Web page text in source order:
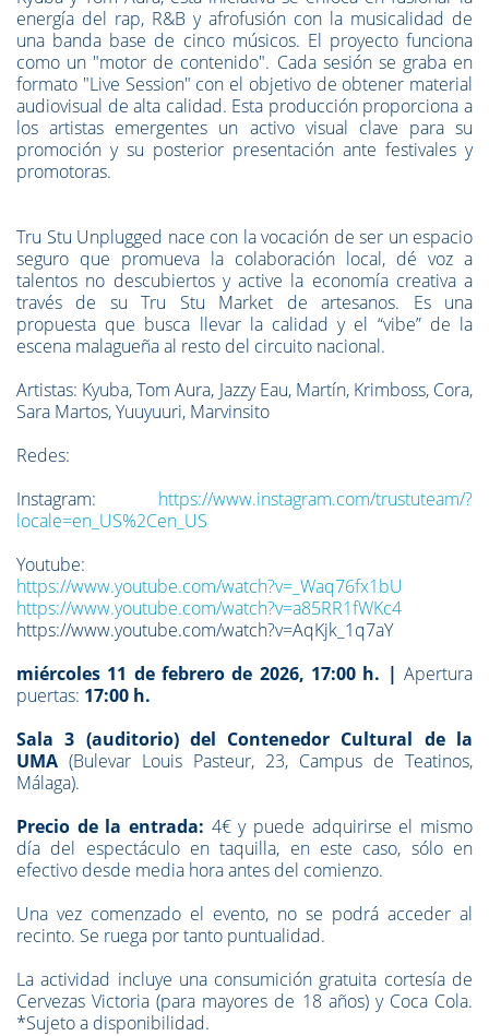
energía del rap, R&B y afrofusión con la musicalidad de
una banda base de cinco músicos. El proyecto funciona
como un "motor de contenido". Cada sesión se graba en
formato "Live Session" con el objetivo de obtener material
audiovisual de alta calidad. Esta producción proporciona a
los artistas emergentes un activo visual clave para su
promoción y su posterior presentación ante festivales y
promotoras.
Tru Stu Unplugged nace con la vocación de ser un espacio
seguro que promueva la colaboración local, dé voz a
talentos no descubiertos y active la economía creativa a
través de su Tru Stu Market de artesanos. Es una
propuesta que busca llevar la calidad y el “vibe” de la
escena malagueña al resto del circuito nacional.
Artistas: Kyuba, Tom Aura, Jazzy Eau, Martín, Krimboss, Cora,
Sara Martos, Yuuyuuri, Marvinsito
Redes:
Instagram: https://www.instagram.com/trustuteam/?
locale=en_US%2Cen_US
Youtube:
https://www.youtube.com/watch?v=_Waq76fx1bU
https://www.youtube.com/watch?v=a85RR1fWKc4
https://www.youtube.com/watch?v=AqKjk_1q7aY
miércoles 11 de febrero de 2026, 17:00 h. | Apertura
puertas: 17:00 h.
Sala 3 (auditorio) del Contenedor Cultural de la
UMA (Bulevar Louis Pasteur, 23, Campus de Teatinos,
Málaga).
Precio de la entrada: 4€ y puede adquirirse el mismo
día del espectáculo en taquilla, en este caso, sólo en
efectivo desde media hora antes del comienzo.
Una vez comenzado el evento, no se podrá acceder al
recinto. Se ruega por tanto puntualidad.
La actividad incluye una consumición gratuita cortesía de
Cervezas Victoria (para mayores de 18 años) y Coca Cola.
*Sujeto a disponibilidad.